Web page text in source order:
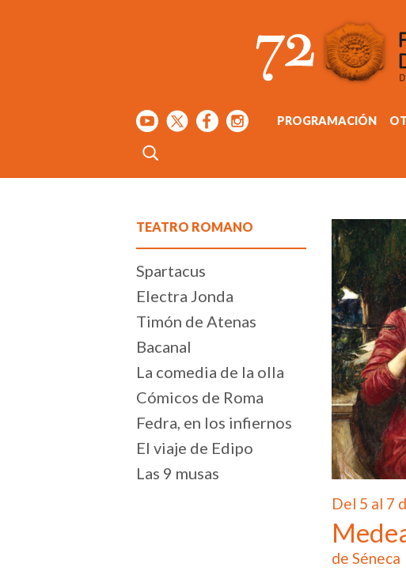
PROGRAMACIÓN
TEATRO ROMANO
Spartacus
Electra Jonda
Timón de Atenas
Bacanal
La comedia de la olla
Cómicos de Roma
Fedra, en los infiernos
El viaje de Edipo
Las 9 musas
Del 5 al 7
de Séneca